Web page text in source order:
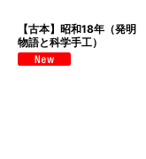
【古本】昭和18年（発明
物語と科学手工）